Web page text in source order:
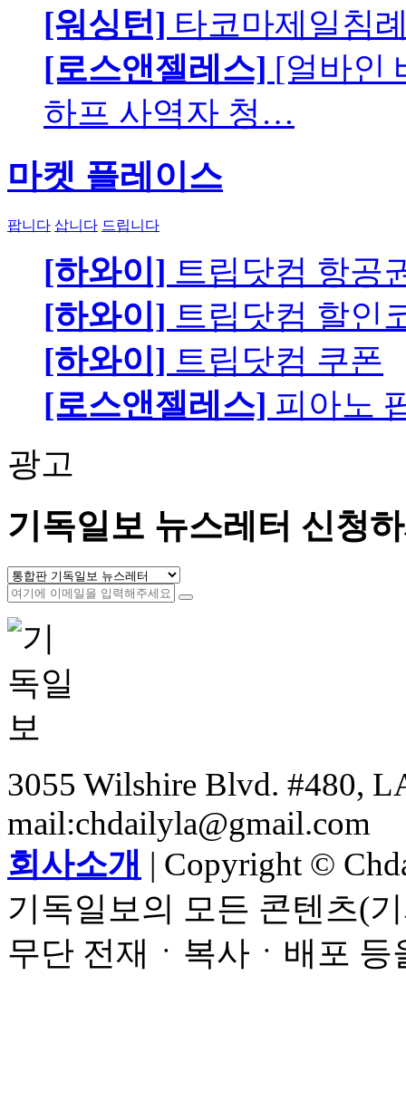
[워싱턴] 타코마제일침
[로스앤젤레스] [얼바인
하프 사역자 청…
마켓 플레이스
팝니다 삽니다 드립니다
[하와이] 트립닷컴 항공
[하와이] 트립닷컴 할인
[하와이] 트립닷컴 쿠폰
[로스앤젤레스] 피아노
광고
기독일보 뉴스레터 신청
3055 Wilshire Blvd. #480,
mail:chdailyla@gmail.com
회사소개 | Copyright ©
기독일보의 모든 콘텐츠(
무단 전재ㆍ복사ㆍ배포 등